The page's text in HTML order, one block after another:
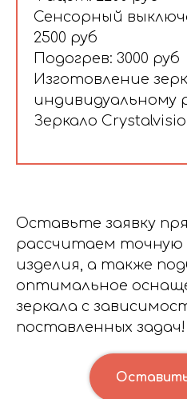
Сенсорный
2500 руб
Подогрев: 3000 руб
Изготовление
индивидуальному
Зеркало
Оставьте заявку
рассчитаем
изделия, а также
оптимальное
зеркала с
поставленных задач!
Оставить